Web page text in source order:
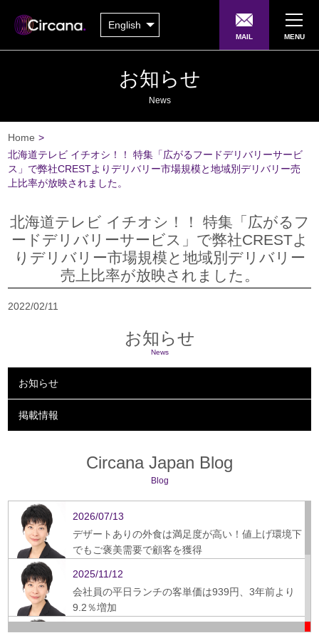
English
MAIL MENU
お知らせ
News
Home >
北海道テレビ イチオシ！！ 特集「広がるフードデリバリーサービ
ス」で弊社CRESTよりデリバリー市場規模と地域別デリバリー売
上比率が放映されました。
北海道テレビ イチオシ！！ 特集「広がるフ
ードデリバリーサービス」で弊社CRESTよ
りデリバリー市場規模と地域別デリバリー
売上比率が放映されました。
2022/02/11
お知らせ
News
お知らせ
掲載情報
Circana Japan Blog
Blog
2026/07/13
デザートありの外食は満足度が高い！値上げ環境下
でもご褒美需要で顧客を獲得
2025/11/12
会社員の平日ランチの客単価は939円、3年前より
9.2％増加
2025/09/16